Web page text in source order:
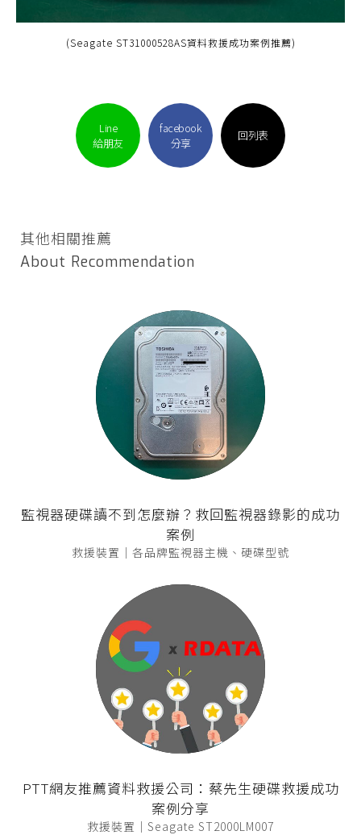
(Seagate ST31000528AS資料救援成功案例推薦)
Line
給朋友
facebook
分享
回列表
其他相關推薦
About Recommendation
監視器硬碟讀不到怎麼辦？救回監視器錄影的成功
案例
救援裝置｜各品牌監視器主機、硬碟型號
PTT網友推薦資料救援公司：蔡先生硬碟救援成功
案例分享
救援裝置｜Seagate ST2000LM007